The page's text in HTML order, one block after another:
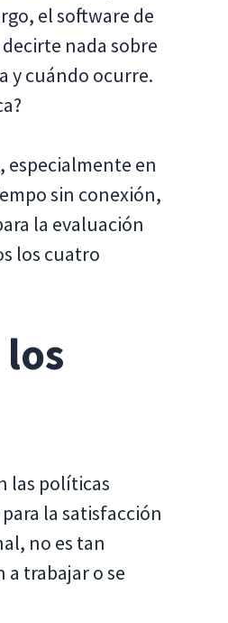
el software de
nada sobre
y cuándo ocurre.
en
sin conexión,
la evaluación
los cuatro
las políticas
la satisfacción
no es tan
trabajar o se